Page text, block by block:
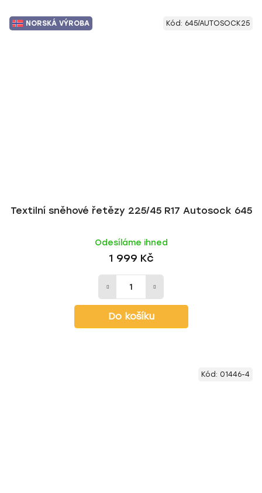
NORSKÁ VÝROBA
Textilní sněhové řetězy 225/45 R17 Autosock 645
Odesíláme ihned
1 999 Kč
Do košíku
Kód: 645/AUTOSOCK25
Kód: 01446-4